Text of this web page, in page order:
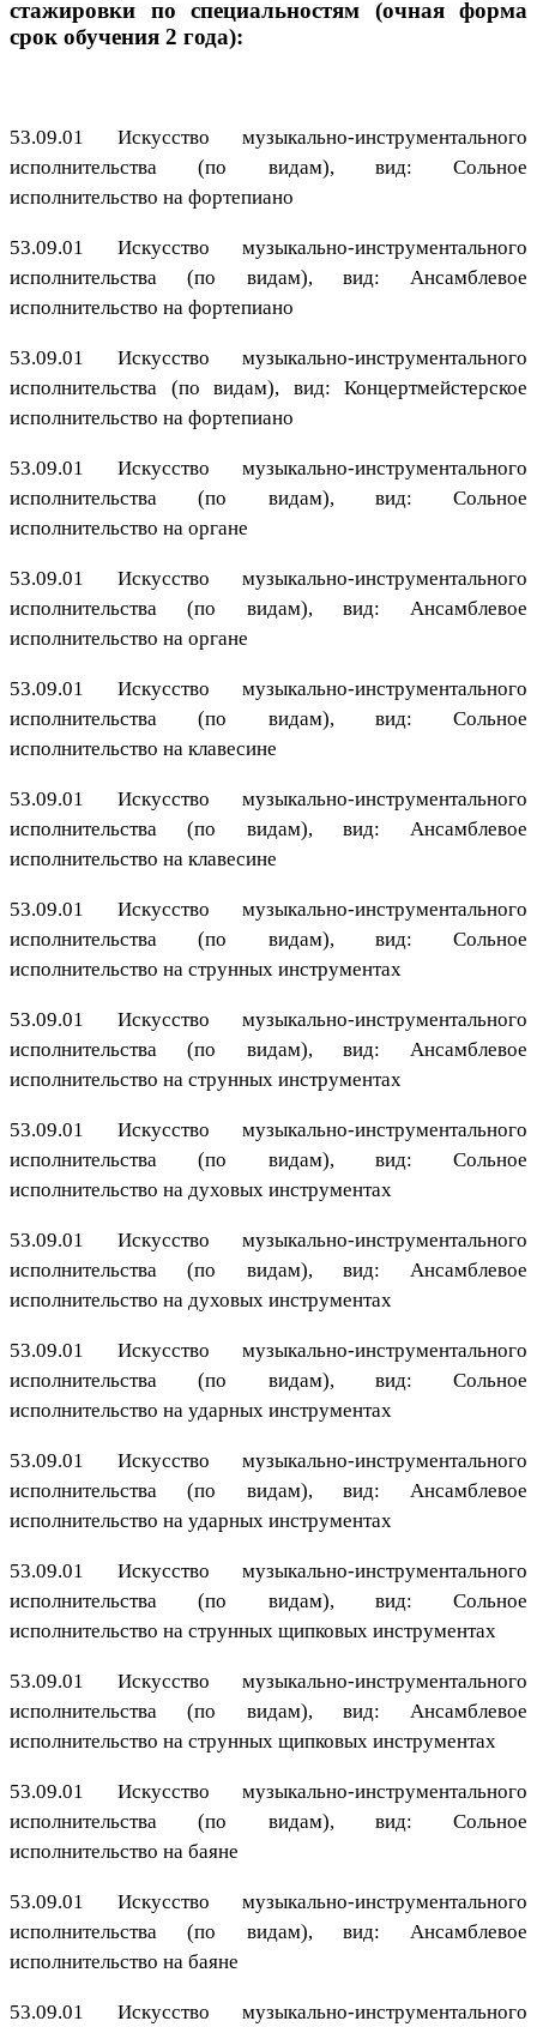
стажировки по специальностям (очная форма
срок обучения 2 года):
53.09.01 Искусство музыкально-инструментального
исполнительства (по видам), вид: Сольное
исполнительство на фортепиано
53.09.01 Искусство музыкально-инструментального
исполнительства (по видам), вид: Ансамблевое
исполнительство на фортепиано
53.09.01 Искусство музыкально-инструментального
исполнительства (по видам), вид: Концертмейстерское
исполнительство на фортепиано
53.09.01 Искусство музыкально-инструментального
исполнительства (по видам), вид: Сольное
исполнительство на органе
53.09.01 Искусство музыкально-инструментального
исполнительства (по видам), вид: Ансамблевое
исполнительство на органе
53.09.01 Искусство музыкально-инструментального
исполнительства (по видам), вид: Сольное
исполнительство на клавесине
53.09.01 Искусство музыкально-инструментального
исполнительства (по видам), вид: Ансамблевое
исполнительство на клавесине
53.09.01 Искусство музыкально-инструментального
исполнительства (по видам), вид: Сольное
исполнительство на струнных инструментах
53.09.01 Искусство музыкально-инструментального
исполнительства (по видам), вид: Ансамблевое
исполнительство на струнных инструментах
53.09.01 Искусство музыкально-инструментального
исполнительства (по видам), вид: Сольное
исполнительство на духовых инструментах
53.09.01 Искусство музыкально-инструментального
исполнительства (по видам), вид: Ансамблевое
исполнительство на духовых инструментах
53.09.01 Искусство музыкально-инструментального
исполнительства (по видам), вид: Сольное
исполнительство на ударных инструментах
53.09.01 Искусство музыкально-инструментального
исполнительства (по видам), вид: Ансамблевое
исполнительство на ударных инструментах
53.09.01 Искусство музыкально-инструментального
исполнительства (по видам), вид: Сольное
исполнительство на струнных щипковых инструментах
53.09.01 Искусство музыкально-инструментального
исполнительства (по видам), вид: Ансамблевое
исполнительство на струнных щипковых инструментах
53.09.01 Искусство музыкально-инструментального
исполнительства (по видам), вид: Сольное
исполнительство на баяне
53.09.01 Искусство музыкально-инструментального
исполнительства (по видам), вид: Ансамблевое
исполнительство на баяне
53.09.01 Искусство музыкально-инструментального